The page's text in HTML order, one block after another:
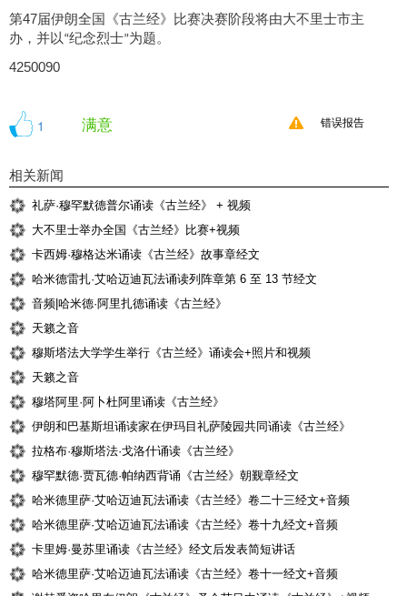
第47届伊朗全国《古兰经》比赛决赛阶段将由大不里士市主
办，并以“纪念烈士”为题。
4250090
1 满意 错误报告
相关新闻
礼萨·穆罕默德普尔诵读《古兰经》 + 视频
大不里士举办全国《古兰经》比赛+视频
卡西姆·穆格达米诵读《古兰经》故事章经文
哈米德雷扎·艾哈迈迪瓦法诵读列阵章第 6 至 13 节经文
音频|哈米德·阿里扎德诵读《古兰经》
天籁之音
穆斯塔法大学学生举行《古兰经》诵读会+照片和视频
天籁之音
穆塔阿里·阿卜杜阿里诵读《古兰经》
伊朗和巴基斯坦诵读家在伊玛目礼萨陵园共同诵读《古兰经》
拉格布·穆斯塔法·戈洛什诵读《古兰经》
穆罕默德·贾瓦德·帕纳西背诵《古兰经》朝觐章经文
哈米德里萨·艾哈迈迪瓦法诵读《古兰经》卷二十三经文+音频
哈米德里萨·艾哈迈迪瓦法诵读《古兰经》卷十九经文+音频
卡里姆·曼苏里诵读《古兰经》经文后发表简短讲话
哈米德里萨·艾哈迈迪瓦法诵读《古兰经》卷十一经文+音频